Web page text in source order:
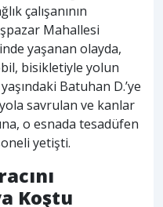
çalışanının
Mahallesi
yaşanan olayda,
bisikletiyle yolun
Batuhan D.’ye
savrulan ve kanlar
o esnada tesadüfen
yetişti.
Koştu